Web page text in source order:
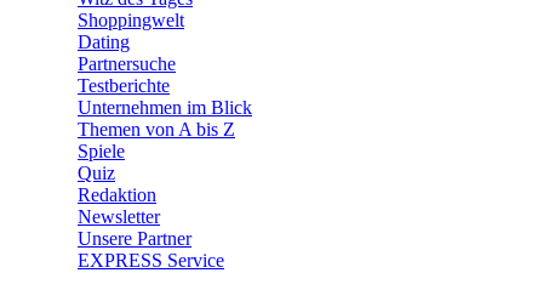
Shoppingwelt
Dating
Partnersuche
Testberichte
Unternehmen im Blick
Themen von A bis Z
Spiele
Quiz
Redaktion
Newsletter
Unsere Partner
EXPRESS Service